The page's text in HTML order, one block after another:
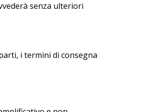
senza ulteriori
i termini di consegna